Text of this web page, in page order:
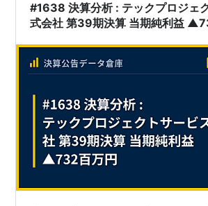
#1638 決算分析 : テックプロジェ
式会社 第39期決算 当期純利益